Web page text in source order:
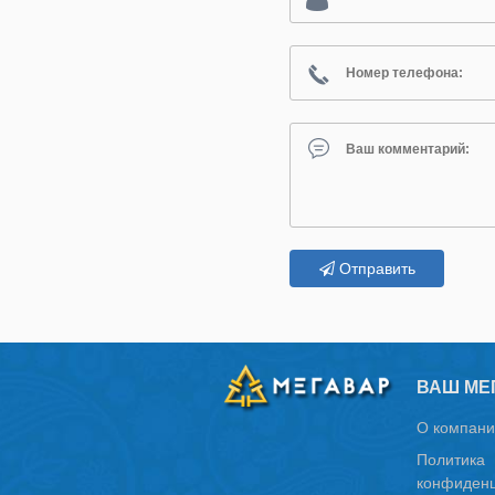
Отправить
ВАШ
О
Политика